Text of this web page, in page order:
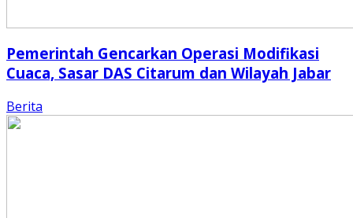
Pemerintah Gencarkan Operasi Modifikasi
Cuaca, Sasar DAS Citarum dan Wilayah Jabar
Berita